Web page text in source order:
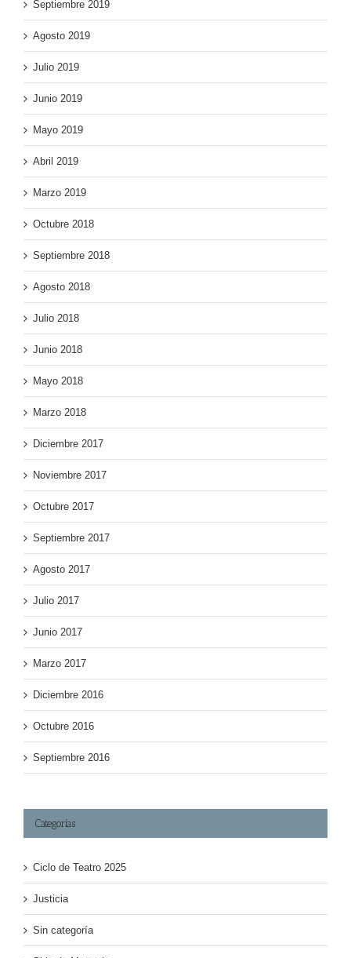
Septiembre 2019
Agosto 2019
Julio 2019
Junio 2019
Mayo 2019
Abril 2019
Marzo 2019
Octubre 2018
Septiembre 2018
Agosto 2018
Julio 2018
Junio 2018
Mayo 2018
Marzo 2018
Diciembre 2017
Noviembre 2017
Octubre 2017
Septiembre 2017
Agosto 2017
Julio 2017
Junio 2017
Marzo 2017
Diciembre 2016
Octubre 2016
Septiembre 2016
Categorías
Ciclo de Teatro 2025
Justicia
Sin categoría